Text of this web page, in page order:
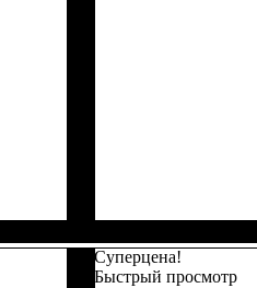
Суперцена!
Быстрый просмотр